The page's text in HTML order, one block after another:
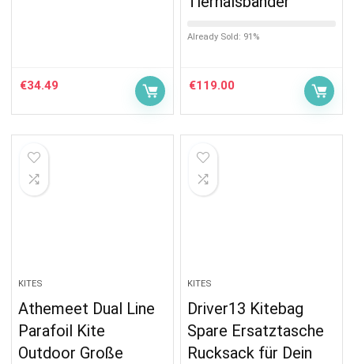
€34.49
Already Sold: 91%
€119.00
KITES
Athemeet Dual Line
Parafoil Kite
Outdoor Große
KITES
Driver13 Kitebag
Spare Ersatztasche
Rucksack für Dein